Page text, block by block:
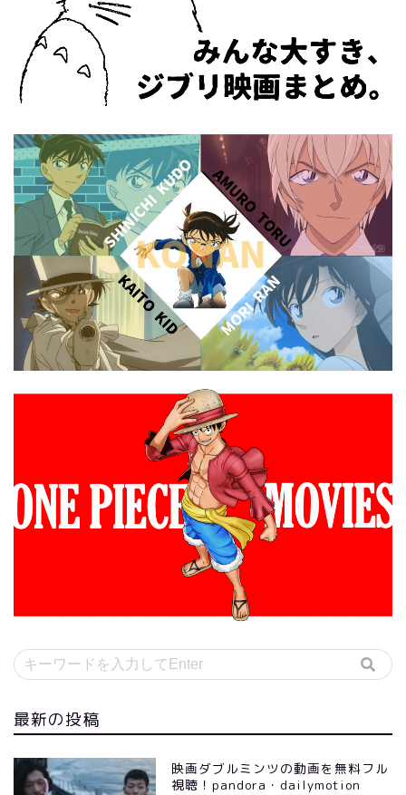
最新の投稿
映画ダブルミンツの動画を無料フル
視聴！pandora・dailymotion